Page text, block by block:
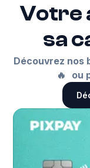
Votre
sa
Découvrez nos
🔥 ou